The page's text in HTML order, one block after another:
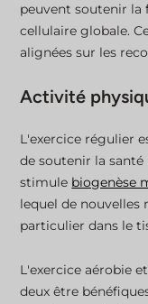
peuvent soutenir
cellulaire globale.
alignées sur les
Activité
L'exercice régulier
de soutenir la
stimule biogenèse
lequel de
particulier dans le
L'exercice aérobie
deux être